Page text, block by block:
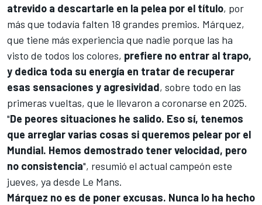
atrevido a descartarle en la pelea por el título, por
más que todavía falten 18 grandes premios. Márquez,
que tiene más experiencia que nadie porque las ha
visto de todos los colores, prefiere no entrar al trapo,
y dedica toda su energía en tratar de recuperar
esas sensaciones y agresividad, sobre todo en las
primeras vueltas, que le llevaron a coronarse en 2025.
"De peores situaciones he salido. Eso sí, tenemos
que arreglar varias cosas si queremos pelear por el
Mundial. Hemos demostrado tener velocidad, pero
no consistencia", resumió el actual campeón este
jueves, ya desde Le Mans.
Márquez no es de poner excusas. Nunca lo ha hecho